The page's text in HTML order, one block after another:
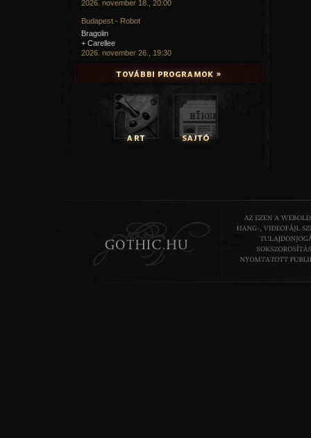
2026. november 18., 20:00
Budapest - Robot
Bragolin
+ Carellee
2026. november 26., 19:30